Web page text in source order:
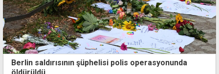
Berlin saldırısının şüphelisi polis operasyonunda